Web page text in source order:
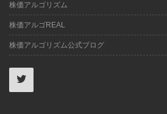
株価アルゴリズム
株価アルゴREAL
株価アルゴリズム公式ブログ